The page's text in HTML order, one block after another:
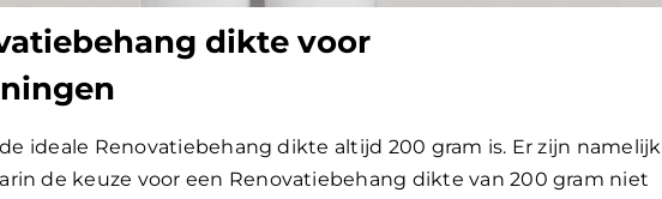
dikte voor
ideale Renovatiebehang dikte altijd 200 gram is. Er zijn namelijk
de keuze voor een Renovatiebehang dikte van 200 gram niet